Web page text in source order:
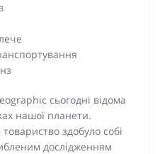
сьогодні відома
нашої планети.
здобуло собі
дослідженням